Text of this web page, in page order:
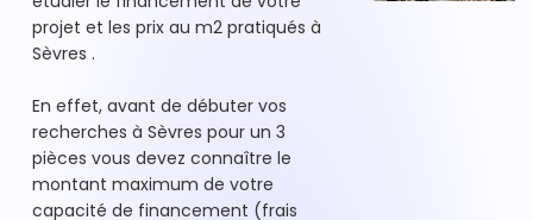
projet et les prix au m2 pratiqués à
Sèvres .
En effet, avant de débuter vos
recherches à Sèvres pour un 3
pièces vous devez connaître le
montant maximum de votre
capacité de financement (frais